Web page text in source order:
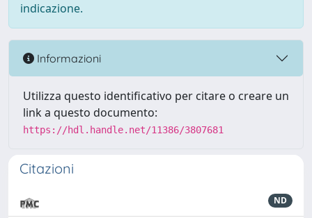
indicazione.
Informazioni
Utilizza questo identificativo per citare o creare un
link a questo documento:
https://hdl.handle.net/11386/3807681
Citazioni
ND